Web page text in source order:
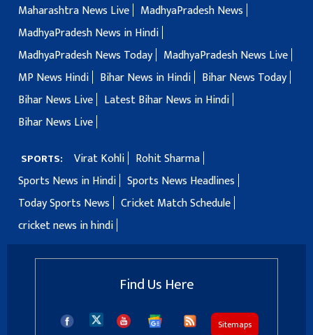
Maharashtra News Live
MadhyaPradesh News
MadhyaPradesh News in Hindi
MadhyaPradesh News Today
MadhyaPradesh News Live
MP News Hindi
Bihar News in Hindi
Bihar News Today
Bihar News Live
Latest Bihar News in Hindi
Bihar News Live
SPORTS: Virat Kohli
Rohit Sharma
Sports News in Hindi Sports News Headlines
Today Sports News
Cricket Match Schedule
cricket news in hindi
Find Us Here
Sitemaps